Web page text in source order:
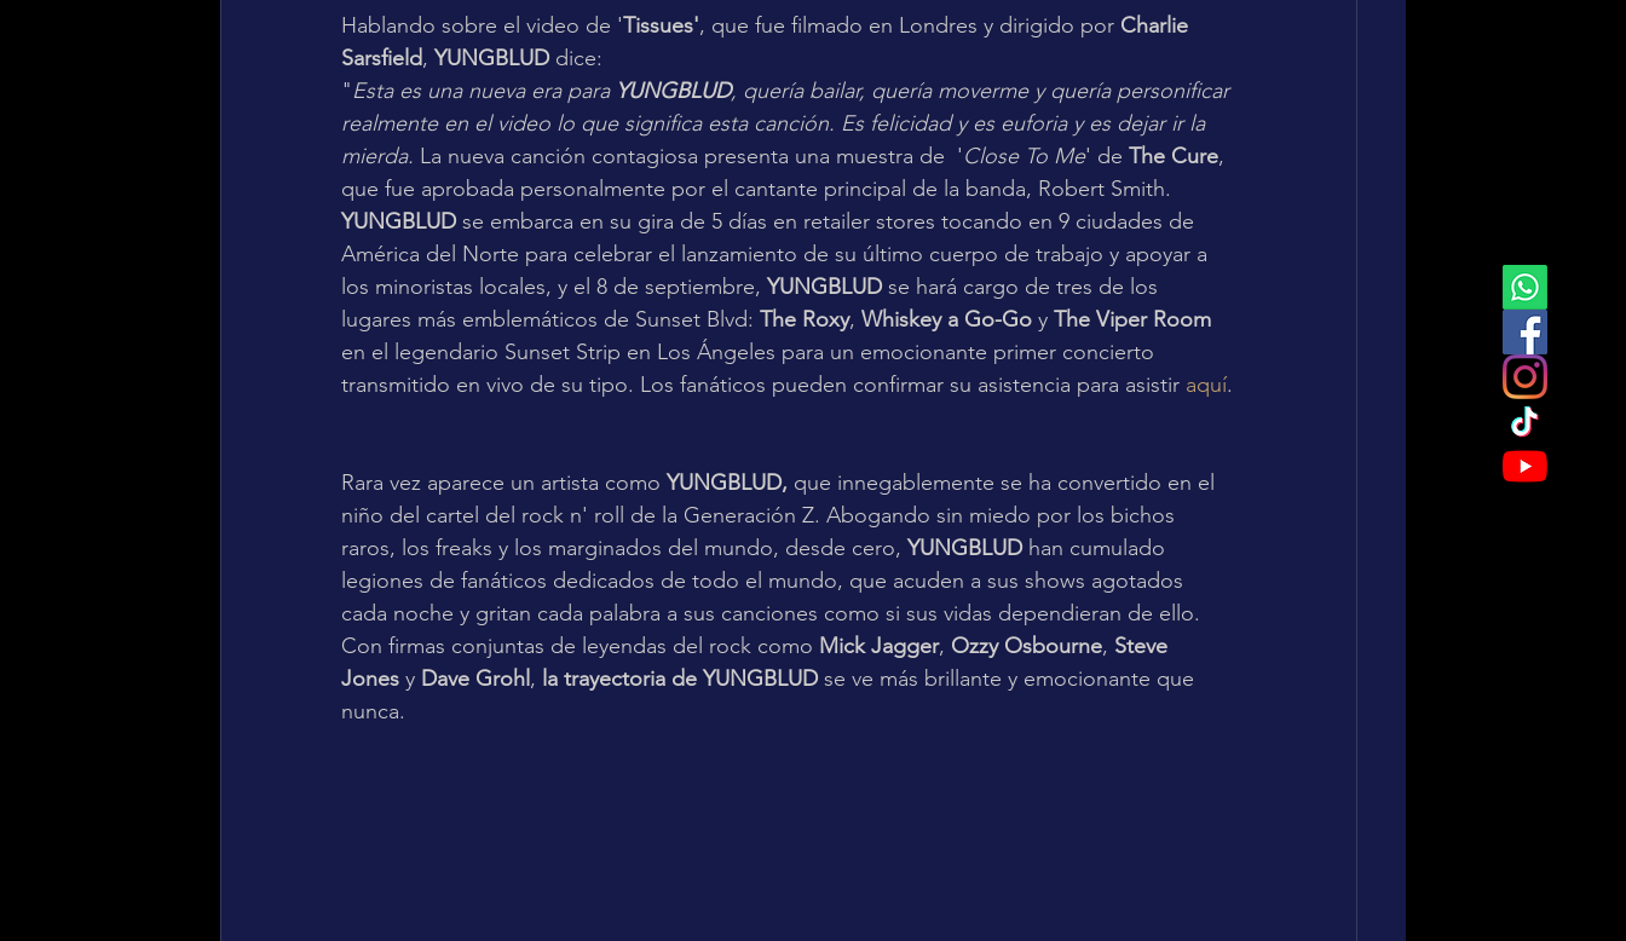
Hablando sobre el video de 'Tissues', que fue filmado en Londres y dirigido por Charlie
Sarsfield, YUNGBLUD dice:
"Esta es una nueva era para YUNGBLUD, quería bailar, quería moverme y quería personificar
realmente en el video lo que significa esta canción. Es felicidad y es euforia y es dejar ir la
mierda. La nueva canción contagiosa presenta una muestra de  'Close To Me' de The Cure,
que fue aprobada personalmente por el cantante principal de la banda, Robert Smith.
YUNGBLUD se embarca en su gira de 5 días en retailer stores tocando en 9 ciudades de
América del Norte para celebrar el lanzamiento de su último cuerpo de trabajo y apoyar a
los minoristas locales, y el 8 de septiembre, YUNGBLUD se hará cargo de tres de los
lugares más emblemáticos de Sunset Blvd: The Roxy, Whiskey a Go-Go y The Viper Room
en el legendario Sunset Strip en Los Ángeles para un emocionante primer concierto
transmitido en vivo de su tipo. Los fanáticos pueden confirmar su asistencia para asistir aquí.
Rara vez aparece un artista como YUNGBLUD, que innegablemente se ha convertido en el
niño del cartel del rock n' roll de la Generación Z. Abogando sin miedo por los bichos
raros, los freaks y los marginados del mundo, desde cero, YUNGBLUD han cumulado
legiones de fanáticos dedicados de todo el mundo, que acuden a sus shows agotados
cada noche y gritan cada palabra a sus canciones como si sus vidas dependieran de ello.
Con firmas conjuntas de leyendas del rock como Mick Jagger, Ozzy Osbourne, Steve
Jones y Dave Grohl , la trayectoria de YUNGBLUD se ve más brillante y emocionante que
nunca.